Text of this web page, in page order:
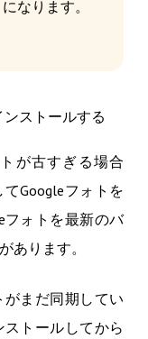
なります。
ストールする
が古すぎる場合
Googleフォトを
フォトを最新のバ
あります。
がまだ同期してい
トールしてから